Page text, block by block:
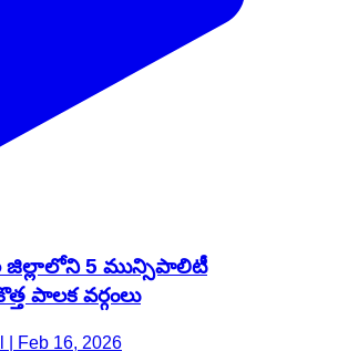
జిల్లాలోని 5 మున్సిపాలిటీ
పాలక వర్గంలు
| Feb 16, 2026